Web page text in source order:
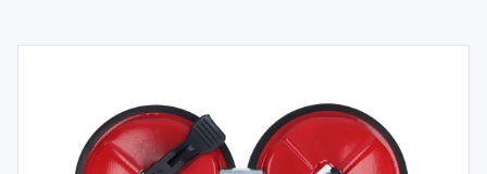
Dom, dielňa,záhrada
Hutníckymateriál